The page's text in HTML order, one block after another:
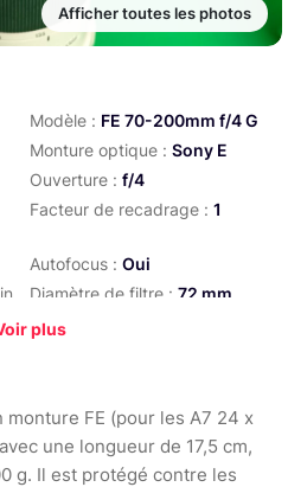
Afficher toutes les photos
Modèle : FE 70-200mm f/4 G
Monture optique : Sony E
Ouverture : f/4
Facteur de recadrage : 1
Autofocus : Oui
Diamètre de filtre : 72 mm
plus
FE (pour les A7 24 x
une longueur de 17,5 cm,
g. Il est protégé contre les